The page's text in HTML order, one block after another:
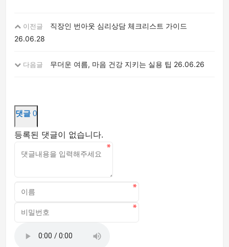
이전글
직장인 번아웃 심리상담 체크리스트 가이드
26.06.28
다음글 무더운 여름, 마음 건강 지키는 실용 팁 26.06.26
댓글 0
등록된 댓글이 없습니다.